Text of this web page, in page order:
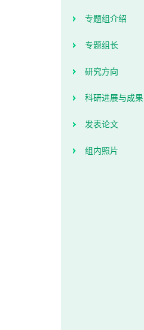
专题组介绍
专题组长
研究方向
科研进展与成果
发表论文
组内照片